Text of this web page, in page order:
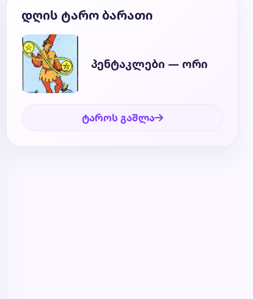
დღის ტარო ბარათი
პენტაკლები — ორი
ტაროს გაშლა